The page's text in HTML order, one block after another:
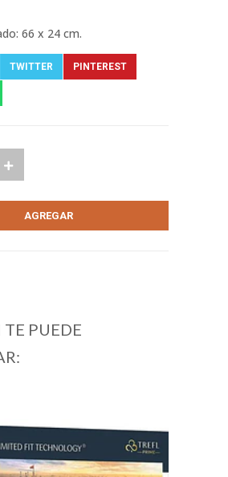
66 x 24 cm.
TWITTER PINTEREST
PUEDE